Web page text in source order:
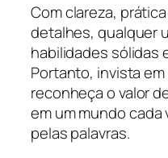
Com clareza,
detalhes, qualquer
habilidades sólidas
Portanto, invista
reconheça o valor
em um mundo
pelas palavras.